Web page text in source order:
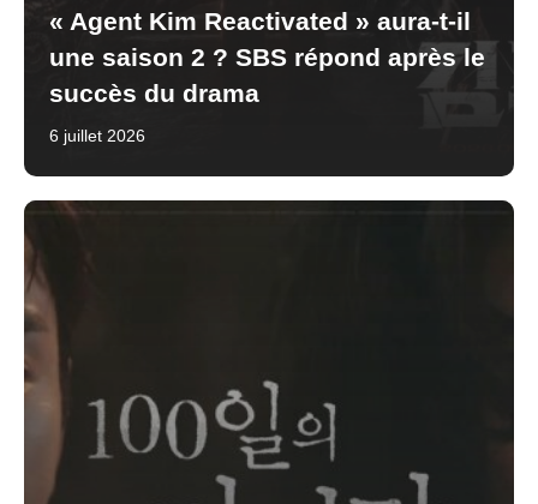
« Agent Kim Reactivated » aura-t-il
une saison 2 ? SBS répond après le
succès du drama
6 juillet 2026